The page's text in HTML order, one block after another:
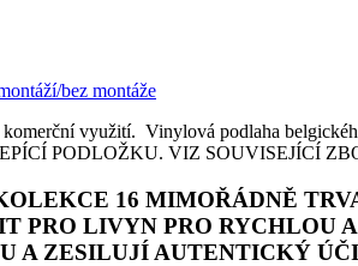
bez montáže
komerční využití. Vinylová podlaha
PODLOŽKU. VIZ SOUVISEJÍCÍ
16 MIMOŘÁDNĚ
PRO LIVYN PRO RYCHLOU
A ZESILUJÍ AUTENTICKÝ